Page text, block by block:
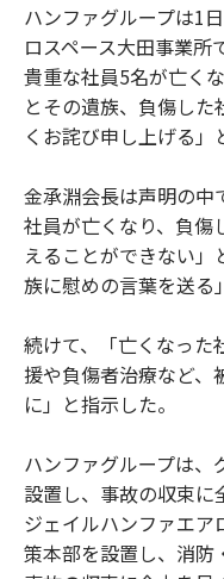
ハンファグループは1
ロスペース大田事業所
貴重な社員5名が亡く
とその遺族、負傷し
くお詫び申し上げる」
金承淵会長は声明の中
社員が亡くなり、負傷
えることができない
族に慰めの言葉を送る
続けて、「亡くなった
援や負傷者治療など、
に」と指示した。
ハンファグループは、
設置し、事故の収束に
ジェイルハンファエア
策本部を設置し、消防